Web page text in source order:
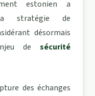
estonien a
stratégie de
désormais
de sécurité
des échanges